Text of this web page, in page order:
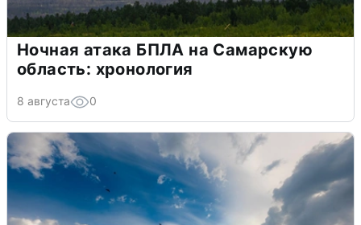
Ночная атака БПЛА на Самарскую
область: хронология
8 августа 0